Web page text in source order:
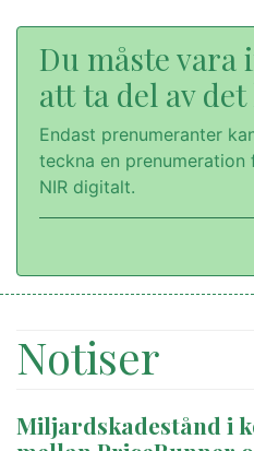
Du måste vara
att ta del av
Endast prenumeranter
teckna en
NIR digitalt.
Notiser
Miljardskadestånd i